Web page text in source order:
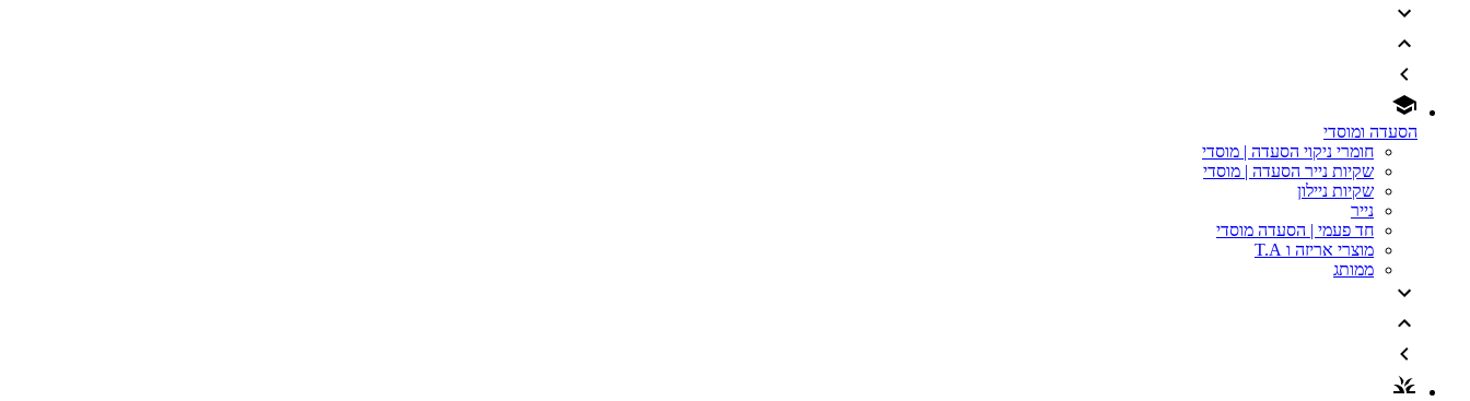
הסעדה ומוסדי
חומרי ניקוי הסעדה | מוסדי
שקיות נייר הסעדה | מוסדי
שקיות ניילון
נייר
חד פעמי | הסעדה מוסדי
מוצרי אריזה ו T.A
ממותג